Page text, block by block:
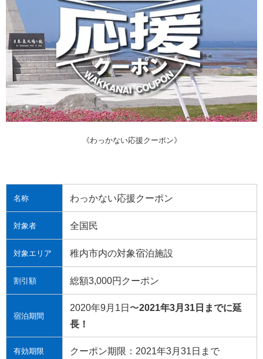
《わっかない応援クーポン》
名称 わっかない応援クーポン
対象者 全国民
対象エリア 稚内市内の対象宿泊施設
割引額 総額3,000円クーポン
宿泊期間
2020年9月1日〜2021年3月31日までに延
長！
有効期限 クーポン期限：2021年3月31日まで